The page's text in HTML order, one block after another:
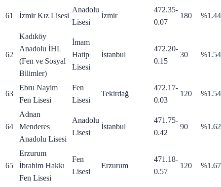
61 İzmir Kız Lisesi
Anadolu
Lisesi
İzmir
472.35-
0.07
180 %1.44
62
Kadıköy
Anadolu İHL
(Fen ve Sosyal
Bilimler)
İmam
Hatip
Lisesi
İstanbul
472.20-
0.15
30 %1.54
63
Ebru Nayim
Fen Lisesi
Fen
Lisesi
Tekirdağ
472.17-
0.03
120 %1.54
64
Adnan
Menderes
Anadolu Lisesi
Anadolu
Lisesi
İstanbul
471.75-
0.42
90 %1.62
65
Erzurum
İbrahim Hakkı
Fen Lisesi
Fen
Lisesi
Erzurum
471.18-
0.57
120 %1.67